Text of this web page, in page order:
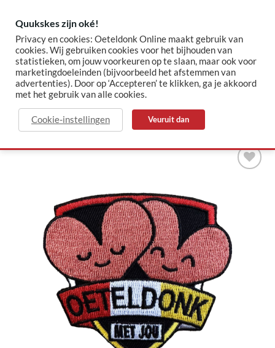
content
✓ Sinds 2015 jouw Oeteldonk-shop ✓ Veilig betalen via Mollie
HOME / VALENTIJN
Quukskes zijn oké!
Privacy en cookies: Oeteldonk Online maakt gebruik van
cookies. Wij gebruiken cookies voor het bijhouden van
statistieken, om jouw voorkeuren op te slaan, maar ook voor
marketingdoeleinden (bijvoorbeeld het afstemmen van
advertenties). Door op ‘Accepteren’ te klikken, ga je akkoord
met het gebruik van alle cookies.
Cookie-instellingen Veuruit dan